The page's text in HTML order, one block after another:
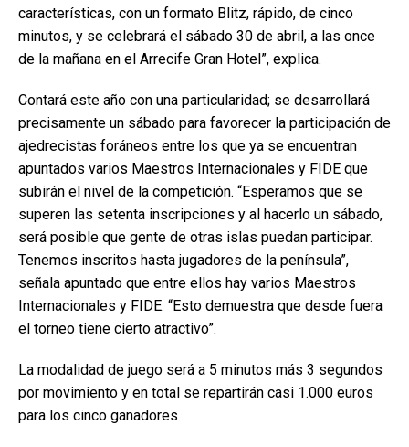
características, con un formato Blitz, rápido, de cinco
minutos, y se celebrará el sábado 30 de abril, a las once
de la mañana en el Arrecife Gran Hotel”, explica.
Contará este año con una particularidad; se desarrollará
precisamente un sábado para favorecer la participación de
ajedrecistas foráneos entre los que ya se encuentran
apuntados varios Maestros Internacionales y FIDE que
subirán el nivel de la competición. “Esperamos que se
superen las setenta inscripciones y al hacerlo un sábado,
será posible que gente de otras islas puedan participar.
Tenemos inscritos hasta jugadores de la península”,
señala apuntado que entre ellos hay varios Maestros
Internacionales y FIDE. “Esto demuestra que desde fuera
el torneo tiene cierto atractivo”.
La modalidad de juego será a 5 minutos más 3 segundos
por movimiento y en total se repartirán casi 1.000 euros
para los cinco ganadores